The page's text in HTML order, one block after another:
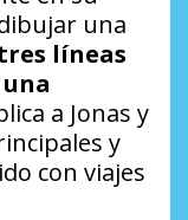
una
líneas
a Jonas y
y
con viajes